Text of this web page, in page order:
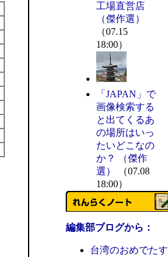
工場直営店
（傑作選）
（07.15
18:00）
「JAPAN」で
画像検索する
と出てくるあ
の場所はいっ
たいどこなの
か？ （傑作
選）
（07.08
18:00）
編集部ブログから：
台湾のおめでたす